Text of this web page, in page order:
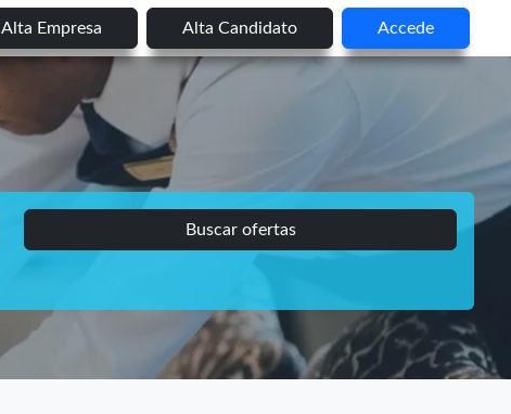
Alta Empresa Alta Candidato Accede
Buscar ofertas